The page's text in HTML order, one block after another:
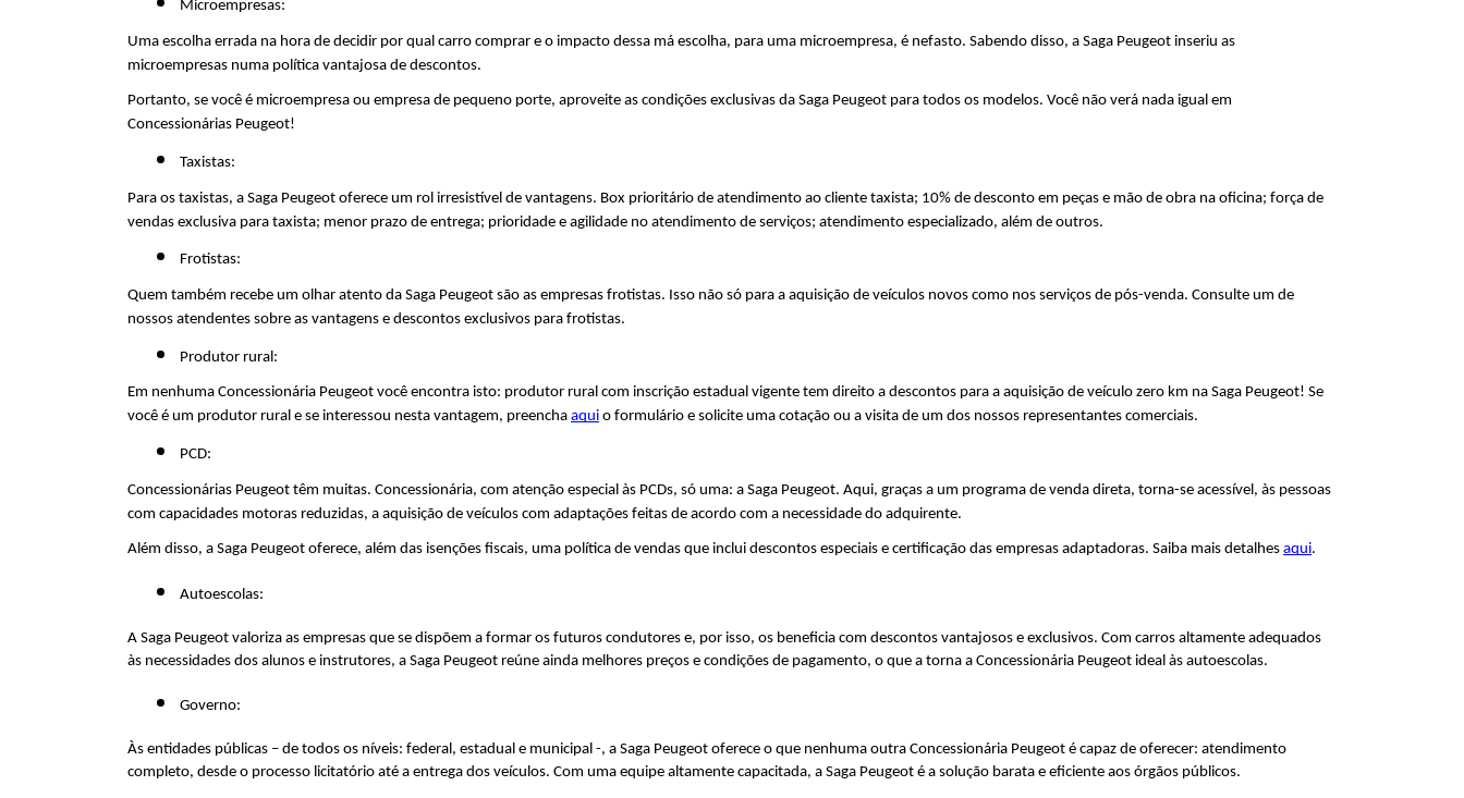
Microempresas:
Uma escolha errada na hora de decidir por qual carro comprar e o impacto dessa má escolha, para uma microempresa, é nefasto. Sabendo disso, a Saga Peugeot inseriu as
microempresas numa política vantajosa de descontos.
Portanto, se você é microempresa ou empresa de pequeno porte, aproveite as condições exclusivas da Saga Peugeot para todos os modelos. Você não verá nada igual em
Concessionárias Peugeot!
Taxistas:
Para os taxistas, a Saga Peugeot oferece um rol irresistível de vantagens. Box prioritário de atendimento ao cliente taxista; 10% de desconto em peças e mão de obra na oficina; força de
vendas exclusiva para taxista; menor prazo de entrega; prioridade e agilidade no atendimento de serviços; atendimento especializado, além de outros.
Frotistas:
Quem também recebe um olhar atento da Saga Peugeot são as empresas frotistas. Isso não só para a aquisição de veículos novos como nos serviços de pós-venda. Consulte um de
nossos atendentes sobre as vantagens e descontos exclusivos para frotistas.
Produtor rural:
Em nenhuma Concessionária Peugeot você encontra isto: produtor rural com inscrição estadual vigente tem direito a descontos para a aquisição de veículo zero km na Saga Peugeot! Se
você é um produtor rural e se interessou nesta vantagem, preencha aqui o formulário e solicite uma cotação ou a visita de um dos nossos representantes comerciais.
PCD:
Concessionárias Peugeot têm muitas. Concessionária, com atenção especial às PCDs, só uma: a Saga Peugeot. Aqui, graças a um programa de venda direta, torna-se acessível, às pessoas
com capacidades motoras reduzidas, a aquisição de veículos com adaptações feitas de acordo com a necessidade do adquirente.
Além disso, a Saga Peugeot oferece, além das isenções fiscais, uma política de vendas que inclui descontos especiais e certificação das empresas adaptadoras. Saiba mais detalhes aqui.
Autoescolas:
A Saga Peugeot valoriza as empresas que se dispõem a formar os futuros condutores e, por isso, os beneficia com descontos vantajosos e exclusivos. Com carros altamente adequados
às necessidades dos alunos e instrutores, a Saga Peugeot reúne ainda melhores preços e condições de pagamento, o que a torna a Concessionária Peugeot ideal às autoescolas.
Governo:
Às entidades públicas – de todos os níveis: federal, estadual e municipal -, a Saga Peugeot oferece o que nenhuma outra Concessionária Peugeot é capaz de oferecer: atendimento
completo, desde o processo licitatório até a entrega dos veículos. Com uma equipe altamente capacitada, a Saga Peugeot é a solução barata e eficiente aos órgãos públicos.